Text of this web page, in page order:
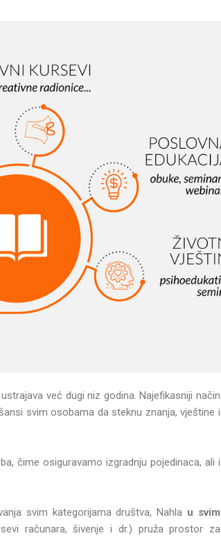
već dugi niz godina. Najefikasniji način
svim osobama da steknu znanja, vještine i
čime osiguravamo izgradnju pojedinaca, ali i
svim kategorijama društva, Nahla u svim
računara, šivenje i dr.) pruža prostor za